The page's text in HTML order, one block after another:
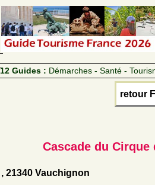
12 Guides : Démarches - Santé -
retour
Cascade du
, 21340 Vauchignon